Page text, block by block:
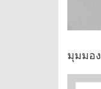
มุมมอ